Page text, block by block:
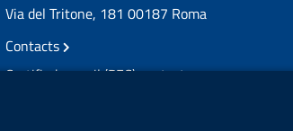
Via del Tritone, 181 00187 Roma
Contacts
Certified e-mail (PEC) contacts